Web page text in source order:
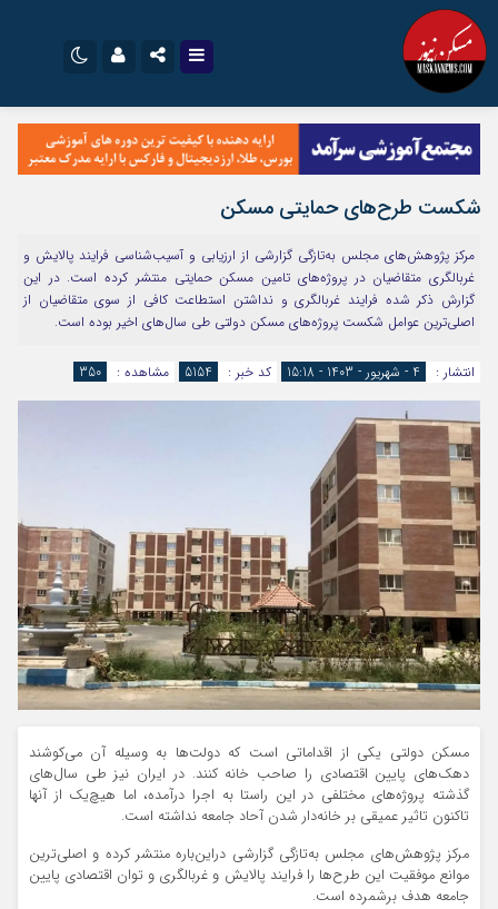
اینستاگرام
تلگرام
سروش
ایتا
آپارات
نام کاربری یا نشانی ایمیل
رمز عبور
مرا به خاطر بسپار
شکست طرح‌های حمایتی مسکن
مرکز پژوهش‌های مجلس به‌تازگی گزارشی از ارزیابی و آسیب‌شناسی فرایند پالایش و
غربالگری متقاضیان در پروژه‌های تامین مسکن حمایتی منتشر کرده است. در این
گزارش ذکر شده فرایند غربالگری و نداشتن استطاعت کافی از سوی متقاضیان از
اصلی‌ترین عوامل شکست پروژه‌های مسکن دولتی طی سال‌های اخیر بوده است.
انتشار : 4 - شهریور - 1403 - 15:18 کد خبر : 5154 مشاهده : 350
مسکن دولتی یکی از اقداماتی است که دولت‌ها به وسیله آن می‌کوشند
دهک‌های پایین اقتصادی را صاحب خانه کنند. در ایران نیز طی سال‌های
گذشته پروژه‌های مختلفی در این راستا به اجرا درآمده، اما هیچ‌یک از آنها
تاکنون تاثیر عمیقی بر خانه‌دار شدن آحاد جامعه نداشته است.
مرکز پژوهش‌های مجلس به‌تازگی گزارشی دراین‌باره منتشر کرده و اصلی‌ترین
موانع موفقیت این طرح‌ها را فرایند پالایش و غربالگری و توان اقتصادی پایین
جامعه هدف برشمرده است.